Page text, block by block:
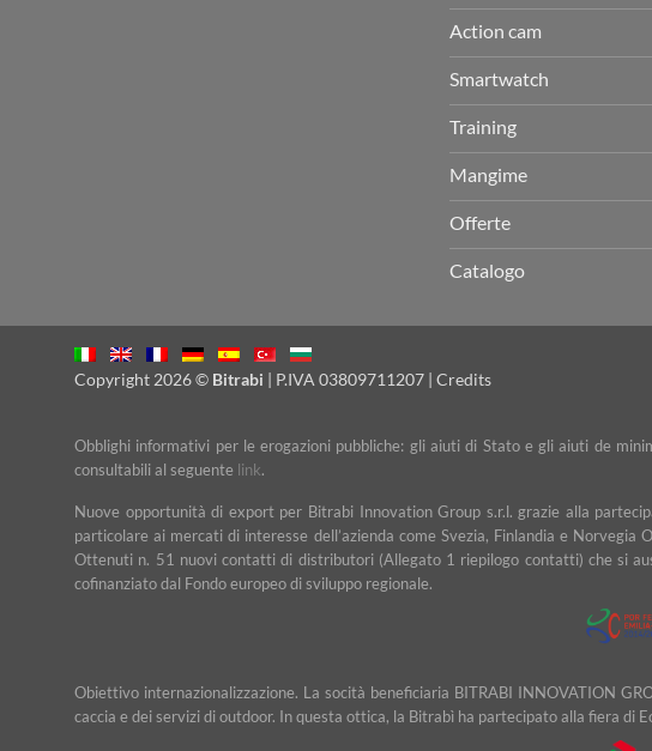
Action cam
Smartwatch
Training
Mangime
Offerte
Catalogo
Copyright 2026 © Bitrabi | P.IVA 03809711207 | Credits
Obblighi informativi per le erogazioni pubbliche: gli aiuti di Stato e gli aiuti de
consultabili al seguente link.
Nuove opportunità di export per Bitrabi Innovation Group s.r.l. grazie alla
particolare ai mercati di interesse dell’azienda come Svezia, Finlandia e
Ottenuti n. 51 nuovi contatti di distributori (Allegato 1 riepilogo contatti) che si
cofinanziato dal Fondo europeo di sviluppo regionale.
Obiettivo internazionalizzazione. La socità beneficiaria BITRABI INNOVATION
caccia e dei servizi di outdoor. In questa ottica, la Bitrabì ha partecipato alla fiera di